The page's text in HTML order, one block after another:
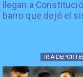
llegan a
barro que dejó el
IR A